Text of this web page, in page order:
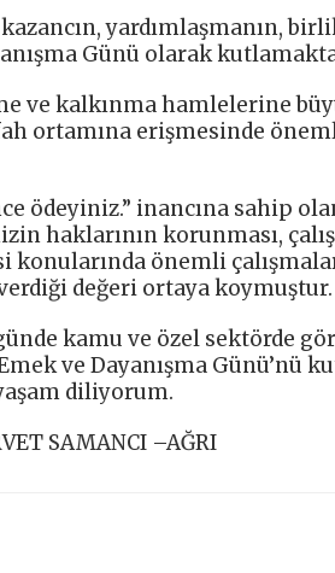
yardımlaşmanın,
Günü olarak
ve kalkınma hamlelerine
ortamına erişmesinde
ödeyiniz.” inancına sahip
haklarının korunması,
konularında önemli
değeri ortaya koymuştur.
kamu ve özel sektörde
ve Dayanışma Günü’nü
diliyorum.
SAMANCI –AĞRI